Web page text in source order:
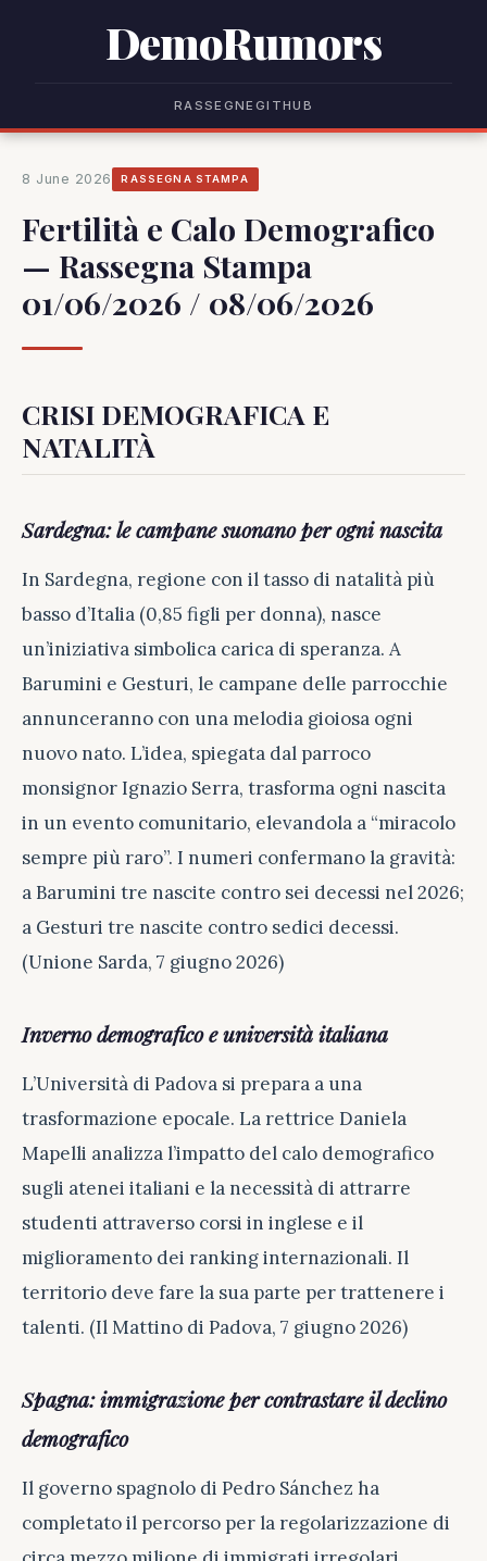
DemoRumors
RASSEGNE GITHUB
8 June 2026 RASSEGNA STAMPA
Fertilità e Calo Demografico
— Rassegna Stampa
01/06/2026 / 08/06/2026
CRISI DEMOGRAFICA E
NATALITÀ
Sardegna: le campane suonano per ogni nascita
In Sardegna, regione con il tasso di natalità più
basso d’Italia (0,85 figli per donna), nasce
un’iniziativa simbolica carica di speranza. A
Barumini e Gesturi, le campane delle parrocchie
annunceranno con una melodia gioiosa ogni
nuovo nato. L’idea, spiegata dal parroco
monsignor Ignazio Serra, trasforma ogni nascita
in un evento comunitario, elevandola a “miracolo
sempre più raro”. I numeri confermano la gravità:
a Barumini tre nascite contro sei decessi nel 2026;
a Gesturi tre nascite contro sedici decessi.
(Unione Sarda, 7 giugno 2026)
Inverno demografico e università italiana
L’Università di Padova si prepara a una
trasformazione epocale. La rettrice Daniela
Mapelli analizza l’impatto del calo demografico
sugli atenei italiani e la necessità di attrarre
studenti attraverso corsi in inglese e il
miglioramento dei ranking internazionali. Il
territorio deve fare la sua parte per trattenere i
talenti. (Il Mattino di Padova, 7 giugno 2026)
Spagna: immigrazione per contrastare il declino
demografico
Il governo spagnolo di Pedro Sánchez ha
completato il percorso per la regolarizzazione di